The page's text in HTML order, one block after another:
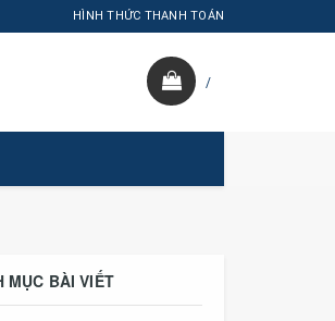
HÌNH THỨC THANH TOÁN
/
MỤC BÀI VIẾT